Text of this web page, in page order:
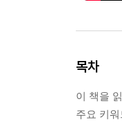
목차
이 책을
주요 키워